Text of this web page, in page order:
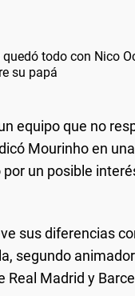
todo con Nico
su papá
equipo que no
Mourinho en
un posible
sus diferencias
segundo
Real Madrid y